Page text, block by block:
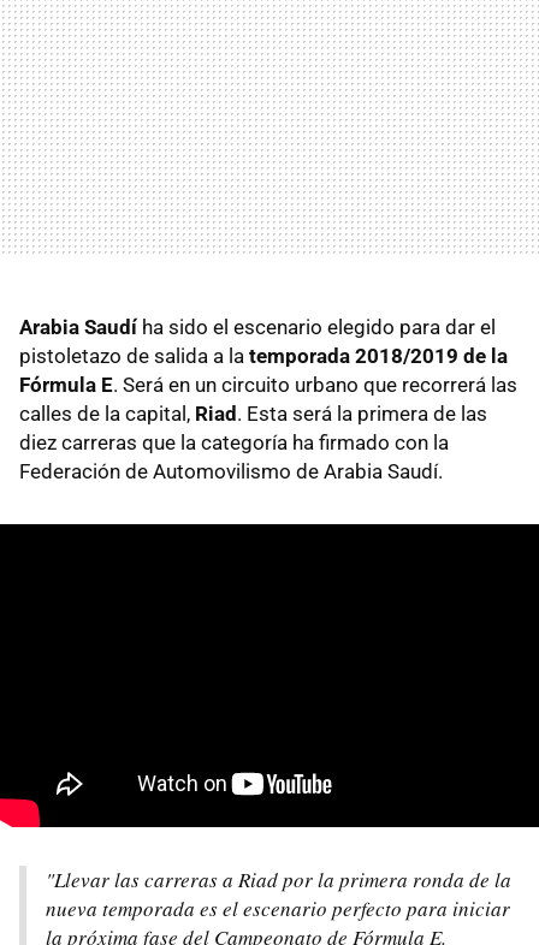
Arabia Saudí ha sido el escenario elegido para dar el
pistoletazo de salida a la temporada 2018/2019 de la
Fórmula E. Será en un circuito urbano que recorrerá las
calles de la capital, Riad. Esta será la primera de las
diez carreras que la categoría ha firmado con la
Federación de Automovilismo de Arabia Saudí.
"Llevar las carreras a Riad por la primera ronda de la
nueva temporada es el escenario perfecto para iniciar
la próxima fase del Campeonato de Fórmula E.